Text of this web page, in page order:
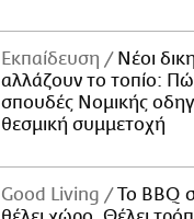
Εκπαίδευση
Νέοι
αλλάζουν το τοπίο:
σπουδές Νομικής
θεσμική συμμετοχή
Good Living
Το BBQ